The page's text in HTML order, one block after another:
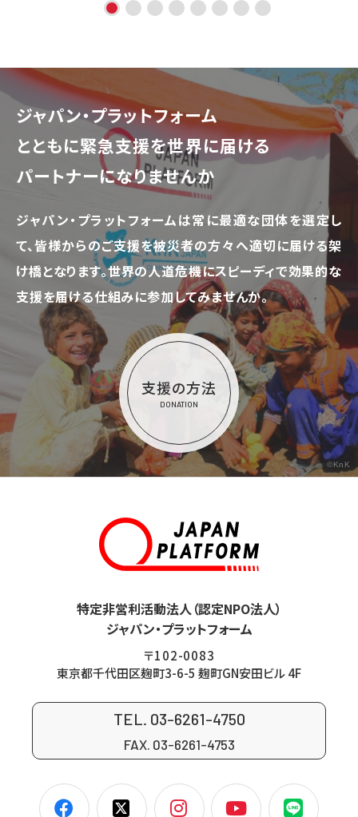
ジャパン・プラットフォーム
とともに緊急支援を世界に届ける
パートナーになりませんか
ジャパン・プラットフォームは常に最適な団体を選定し
て、皆様からのご支援を被災者の方々へ適切に届ける架
け橋となります。世界の人道危機にスピーディで効果的な
支援を届ける仕組みに参加してみませんか。
支援の方法
DONATION
©KnK
特定非営利活動法人（認定NPO法人）
ジャパン・プラットフォーム
〒102-0083
東京都千代田区麹町3-6-5 麹町GN安田ビル 4F
TEL. 03-6261-4750
FAX. 03-6261-4753